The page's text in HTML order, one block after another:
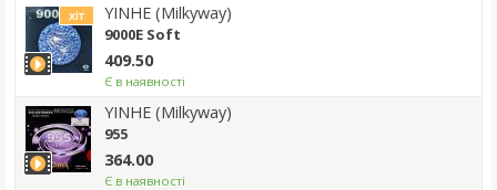
хіт
YINHE (Milkyway)
9000E Soft
409.50
Є в наявності
YINHE (Milkyway)
955
364.00
Є в наявності